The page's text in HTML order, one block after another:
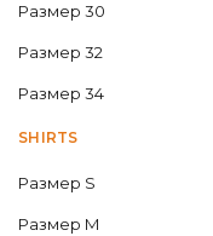
Размер 30
Размер 32
Размер 34
SHIRTS
Размер S
Размер M